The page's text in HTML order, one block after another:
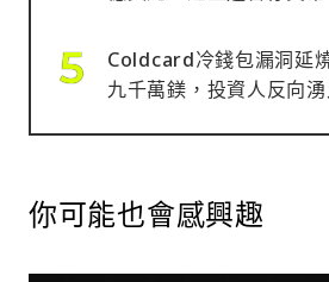
Coldcard冷錢包漏洞延
九千萬鎂，投資人反向
你可能也會感興趣